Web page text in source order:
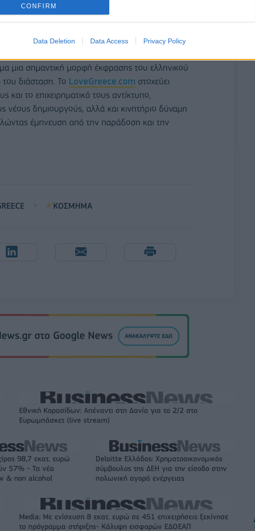
CONFIRM
Data Deletion Data Access Privacy Policy
ελληνικού κοσμήματος από το
μια σημαντική μορφή έκφρασης του ελληνικού
του διάσταση. Το LoveGreece.com στοχεύει
και το επιχειρηματικό τους αντίκτυπο,
νέους δημιουργούς, αλλά και κινητήριο δύναμη
έμπνευση από την παράδοση και την
ΚΟΣΜΗΜΑ
Εθνική Κορασίδων: Απέναντι στη Δανία για το 2/2 στο
Ευρωμπάσκετ (live stream)
98,7 εκατ. ευρώ
57% - Τα νέα
& non alcohol
Deloitte Ελλάδος: Χρηματοοικονομικός
σύμβουλος της ΔΕΗ για την είσοδο στην
πολωνική αγορά ενέργειας
Media: Με ενίσχυση 8 εκατ. ευρώ σε 451 επιχειρήσεις ξεκίνησε
το πρόγραμμα στήριξης- Κάλυψη εισφορών ΕΔΟΕΑΠ